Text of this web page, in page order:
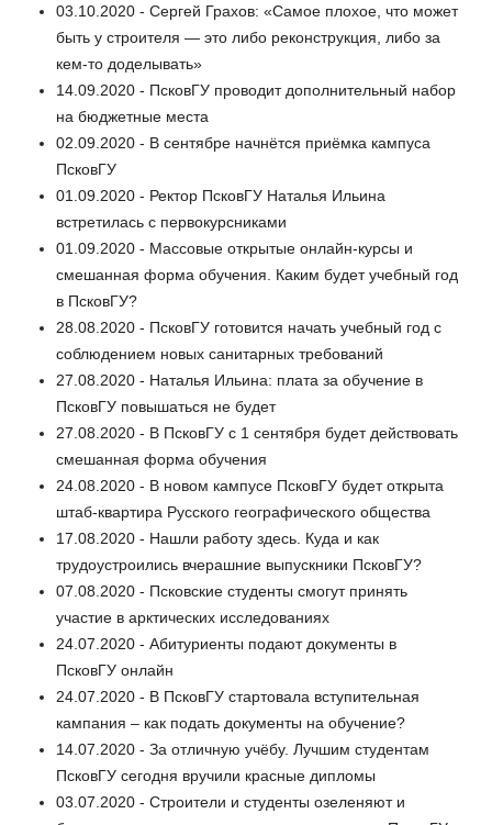
03.10.2020 - Сергей Грахов: «Самое плохое, что может
быть у строителя — это либо реконструкция, либо за
кем-то доделывать»
14.09.2020 - ПсковГУ проводит дополнительный набор
на бюджетные места
02.09.2020 - В сентябре начнётся приёмка кампуса
ПсковГУ
01.09.2020 - Ректор ПсковГУ Наталья Ильина
встретилась с первокурсниками
01.09.2020 - Массовые открытые онлайн-курсы и
смешанная форма обучения. Каким будет учебный год
в ПсковГУ?
28.08.2020 - ПсковГУ готовится начать учебный год с
соблюдением новых санитарных требований
27.08.2020 - Наталья Ильина: плата за обучение в
ПсковГУ повышаться не будет
27.08.2020 - В ПсковГУ с 1 сентября будет действовать
смешанная форма обучения
24.08.2020 - В новом кампусе ПсковГУ будет открыта
штаб-квартира Русского географического общества
17.08.2020 - Нашли работу здесь. Куда и как
трудоустроились вчерашние выпускники ПсковГУ?
07.08.2020 - Псковские студенты смогут принять
участие в арктических исследованиях
24.07.2020 - Абитуриенты подают документы в
ПсковГУ онлайн
24.07.2020 - В ПсковГУ стартовала вступительная
кампания – как подать документы на обучение?
14.07.2020 - За отличную учёбу. Лучшим студентам
ПсковГУ сегодня вручили красные дипломы
03.07.2020 - Строители и студенты озеленяют и